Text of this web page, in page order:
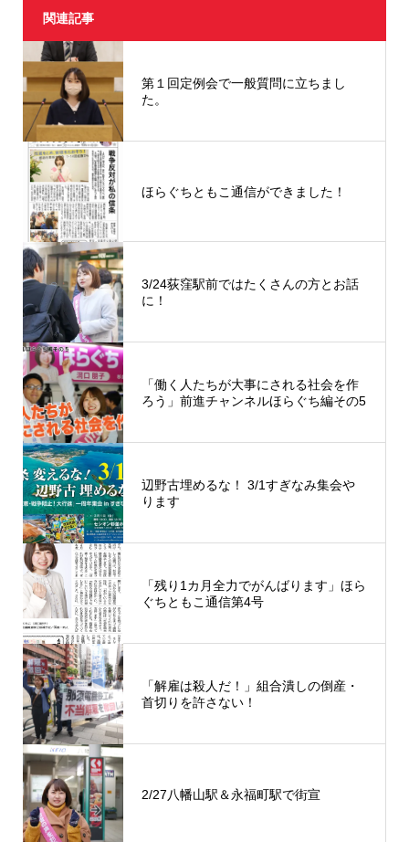
関連記事
第１回定例会で一般質問に立ちまし
た。
ほらぐちともこ通信ができました！
3/24荻窪駅前ではたくさんの方とお話
に！
「働く人たちが大事にされる社会を作
ろう」前進チャンネルほらぐち編その5
辺野古埋めるな！ 3/1すぎなみ集会や
ります
「残り1カ月全力でがんばります」ほら
ぐちともこ通信第4号
「解雇は殺人だ！」組合潰しの倒産・
首切りを許さない！
2/27八幡山駅＆永福町駅で街宣